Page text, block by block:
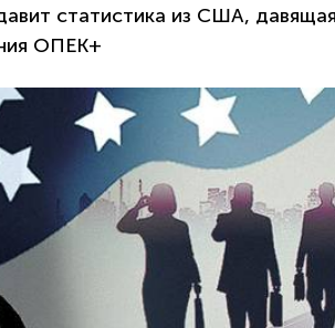
статистика из США,
ОПЕК+